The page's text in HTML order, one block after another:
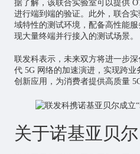
据了解，该联合实验室可以提供
进行端到端的验证。此外，联合
域特性的测试环境，配备高性能
现大量终端并行接入的测试场景。
联发科表示，未来双方将进一步
代 5G 网络的加速演进，实现跨
创新应用，为消费者提供高质量
关于诺基亚贝尔